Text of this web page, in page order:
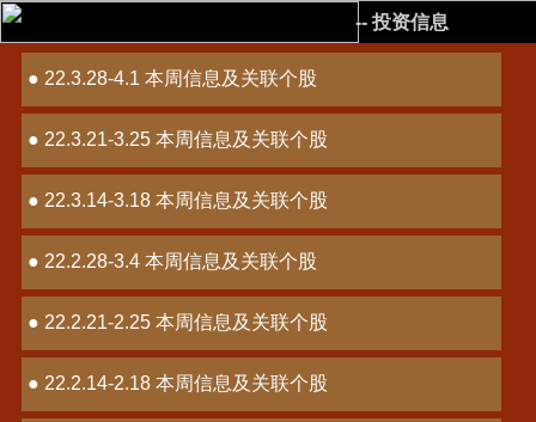
-- 投资信息
● 22.3.28-4.1 本周信息及关联个股
● 22.3.21-3.25 本周信息及关联个股
● 22.3.14-3.18 本周信息及关联个股
● 22.2.28-3.4 本周信息及关联个股
● 22.2.21-2.25 本周信息及关联个股
● 22.2.14-2.18 本周信息及关联个股